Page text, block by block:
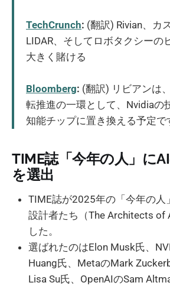
TechCrunch: (翻訳) Rivian、カ
LIDAR、そしてロボタクシーの
大きく賭ける
Bloomberg: (翻訳) リビアンは
転推進の一環として、Nvidiaの
知能チップに置き換える予定で
TIME誌「今年の人」に
を選出
TIME誌が2025年の「今年の人
設計者たち（The Architects of
した。
選ばれたのはElon Musk氏、
Huang氏、MetaのMark
Lisa Su氏、OpenAIのSam